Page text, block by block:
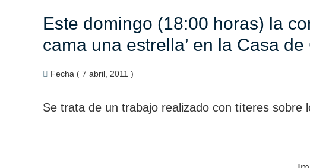
Este domingo (18:00 horas) la
cama una estrella’ en la Casa
Fecha ( 7 abril, 2011 )
Se trata de un trabajo realizado con títeres sobre